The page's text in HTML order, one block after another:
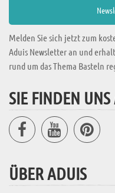
Melden Sie sich jetzt zum
Aduis Newsletter an und
rund um das Thema Basteln
SIE FINDEN
ÜBER ADUIS